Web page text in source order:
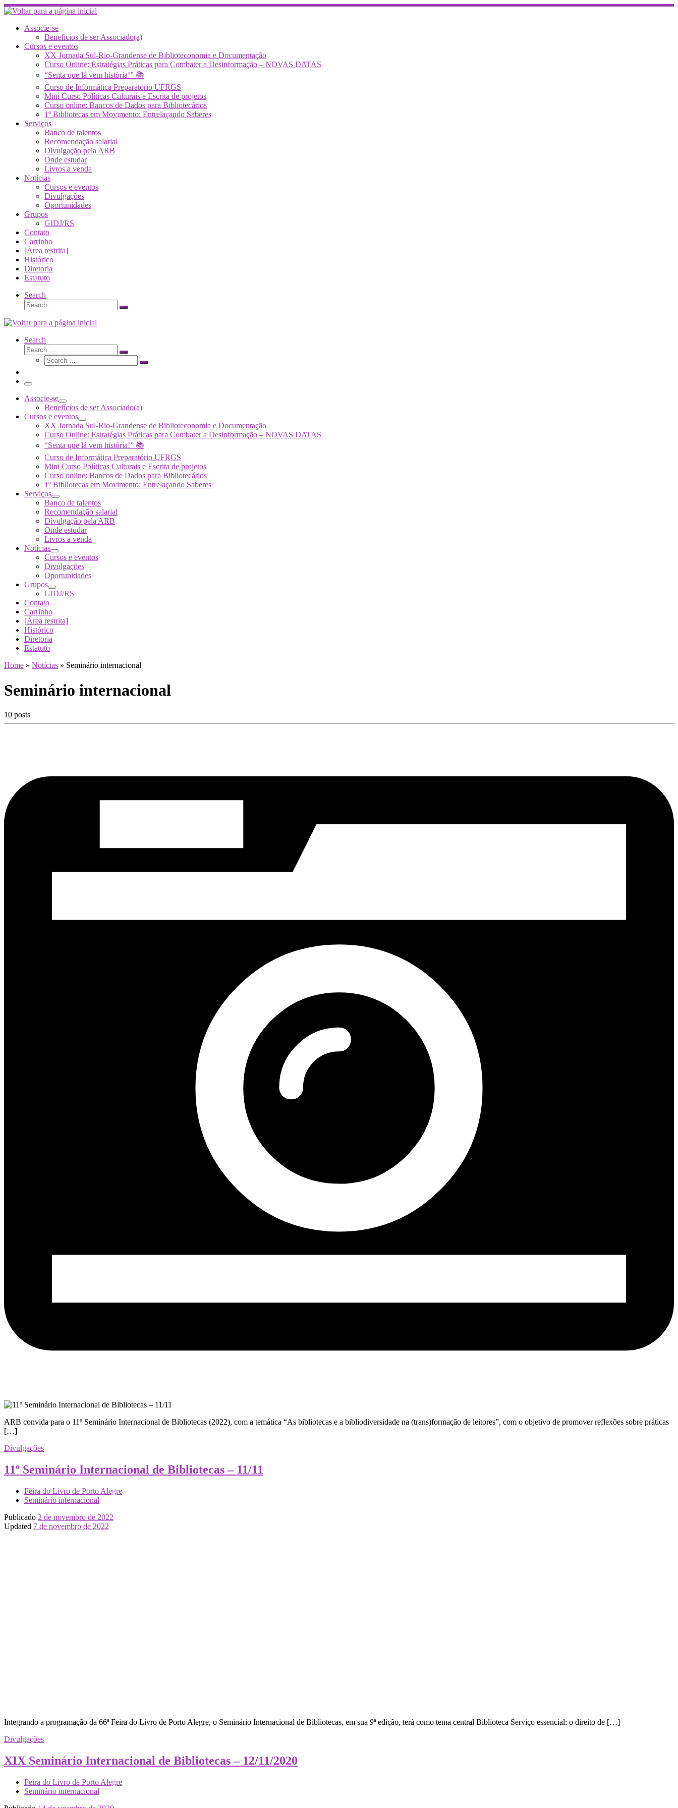
Skip
to
contentAssocie-se
Benefícios de ser Associado(a)
Cursos e eventos
XX Jornada Sul-Rio-Grandense de Biblioteconomia e Documentação
Curso Online: Estratégias Práticas para Combater a Desinformação – NOVAS DATAS
“Senta que lá vem história!” 📚
Curso de Informática Preparatório UFRGS
Mini Curso Políticas Culturais e Escrita de projetos
Curso online: Bancos de Dados para Bibliotecários
1º Bibliotecas em Movimento: Entrelaçando Saberes
Serviços
Banco de talentos
Recomendação salarial
Divulgação pela ARB
Onde estudar
Livros a venda
Notícias
Cursos e eventos
Divulgações
Oportunidades
Grupos
GIDJ/RS
Contato
Carrinho
[Área restrita]
Histórico
Diretoria
Estatuto
Search
Search
Search
Search
Search
Search
Search
Search
Menu
Associe-se
Benefícios de ser Associado(a)
Cursos e eventos
XX Jornada Sul-Rio-Grandense de Biblioteconomia e Documentação
Curso Online: Estratégias Práticas para Combater a Desinformação – NOVAS DATAS
“Senta que lá vem história!” 📚
Curso de Informática Preparatório UFRGS
Mini Curso Políticas Culturais e Escrita de projetos
Curso online: Bancos de Dados para Bibliotecários
1º Bibliotecas em Movimento: Entrelaçando Saberes
Serviços
Banco de talentos
Recomendação salarial
Divulgação pela ARB
Onde estudar
Livros a venda
Notícias
Cursos e eventos
Divulgações
Oportunidades
Grupos
GIDJ/RS
Contato
Carrinho
[Área restrita]
Histórico
Diretoria
Estatuto
Home » Notícias » Seminário internacional
Seminário internacional
10 posts
ARB convida para o 11º Seminário Internacional de Bibliotecas (2022), com a temática “As bibliotecas e a bibliodiversidade na (trans)formação de leitores”, com o objetivo de promover reflexões sobre práticas
[…]
Divulgações
11º Seminário Internacional de Bibliotecas – 11/11
Feira do Livro de Porto Alegre
Seminário internacional
Publicado 2 de novembro de 2022
Updated 7 de novembro de 2022
Integrando a programação da 66ª Feira do Livro de Porto Alegre, o Seminário Internacional de Bibliotecas, em sua 9ª edição, terá como tema central Biblioteca Serviço essencial: o direito de […]
Divulgações
XIX Seminário Internacional de Bibliotecas – 12/11/2020
Feira do Livro de Porto Alegre
Seminário internacional